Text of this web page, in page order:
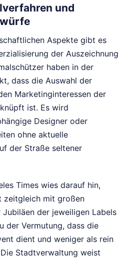
und
Aspekte gibt es
der Auszeichnung
haben in der
dass die Auswahl der
Marketinginteressen der
ist. Es wird
Designer oder
ohne aktuelle
der Straße seltener
Times wies darauf hin,
zeitgleich mit großen
der jeweiligen Labels
der Vermutung, dass die
dient und weniger als rein
Stadtverwaltung weist